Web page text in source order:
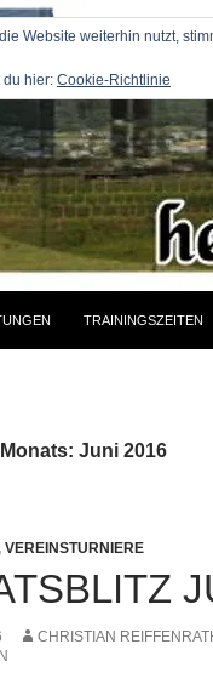
TRAININGSZEITEN
Juni 2016
, VEREINSTURNIERE
CHRISTIAN
Website weiterhin nutzt,
du hier: Cookie-Richtlinie